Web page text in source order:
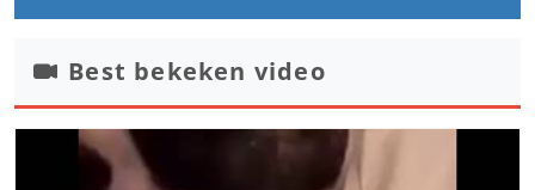
Best bekeken video